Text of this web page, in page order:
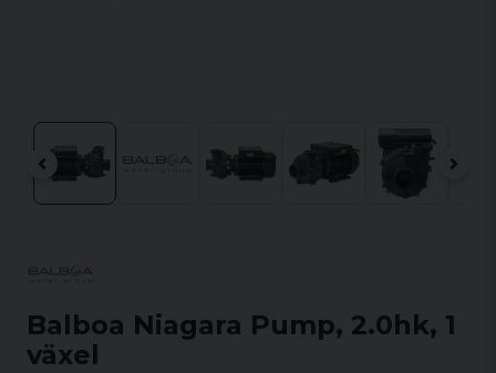
Balboa Niagara Pump, 2.0hk, 1
växel